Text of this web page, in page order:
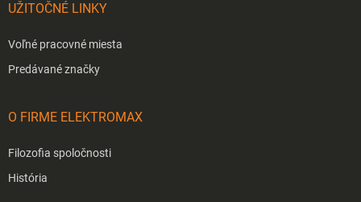
UŽITOČNÉ LINKY
Voľné pracovné miesta
Predávané značky
O FIRME ELEKTROMAX
Filozofia spoločnosti
História